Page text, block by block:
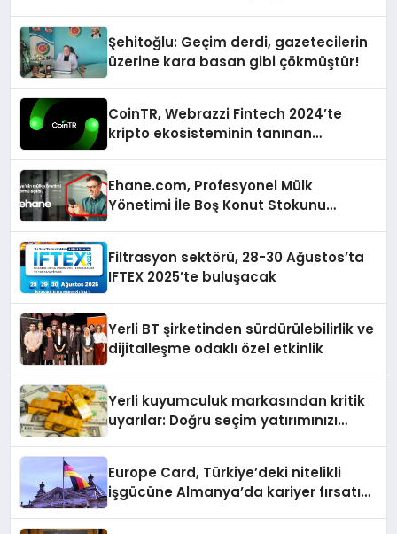
Şehitoğlu: Geçim derdi, gazetecilerin
üzerine kara basan gibi çökmüştür!
CoinTR, Webrazzi Fintech 2024’te
kripto ekosisteminin tanınan
Ehane.com, Profesyonel Mülk
Yönetimi İle Boş Konut Stokunu
Filtrasyon sektörü, 28-30 Ağustos’ta
IFTEX 2025’te buluşacak
Yerli BT şirketinden sürdürülebilirlik ve
dijitalleşme odaklı özel etkinlik
Yerli kuyumculuk markasından kritik
uyarılar: Doğru seçim yatırımınızı
Europe Card, Türkiye’deki nitelikli
işgücüne Almanya’da kariyer fırsatı